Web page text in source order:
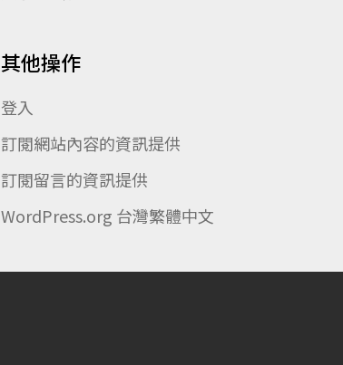
其他操作
登入
訂閱網站內容的資訊提供
訂閱留言的資訊提供
WordPress.org 台灣繁體中文